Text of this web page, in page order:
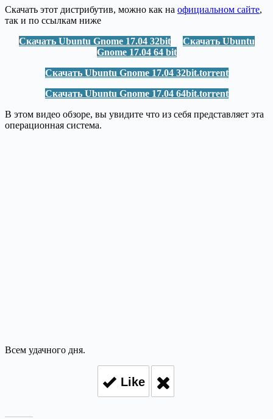
Скачать этот дистрибутив, можно как на официальном сайте,
так и по ссылкам ниже
Скачать Ubuntu Gnome 17.04 32bit
Скачать Ubuntu
Gnome 17.04 64 bit
Скачать Ubuntu Gnome 17.04 32bit.torrent
Скачать Ubuntu Gnome 17.04 64bit.torrent
В этом видео обзоре, вы увидите что из себя представляет эта
операционная система.
Всем удачного дня.
Like